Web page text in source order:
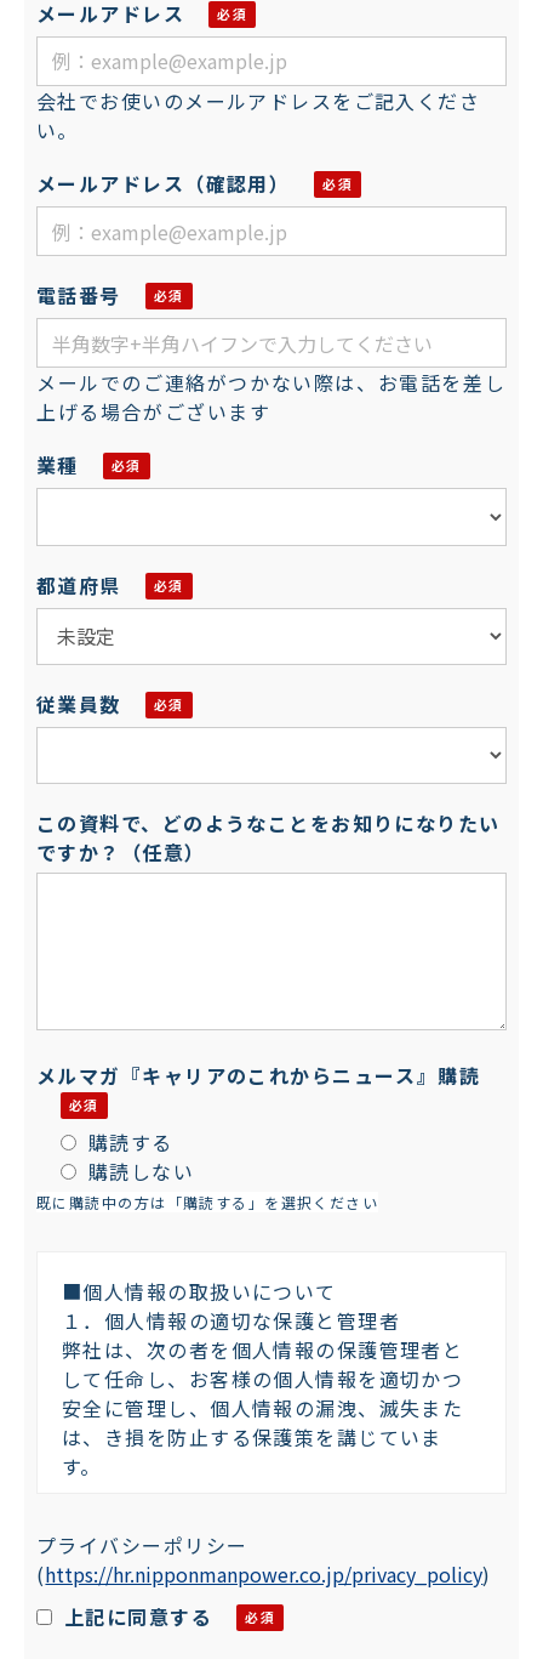
メールアドレス
会社でお使いのメールアドレスをご記入くださ
い。
メールアドレス（確認用）
電話番号
メールでのご連絡がつかない際は、お電話を差し
上げる場合がございます
業種
都道府県
従業員数
この資料で、どのようなことをお知りになりたい
ですか？（任意）
メルマガ『キャリアのこれからニュース』購読
購読する
購読しない
既に購読中の方は「購読する」を選択ください
■個人情報の取扱いについて
１．個人情報の適切な保護と管理者
弊社は、次の者を個人情報の保護管理者と
して任命し、お客様の個人情報を適切かつ
安全に管理し、個人情報の漏洩、滅失また
は、き損を防止する保護策を講じていま
す。
理者：プライバシーマーク委員会 委員長
〒101-0042 東京都千代田区神田東松下町
４７－１
TEL：03-5294-5011 FAX：03-5294-
プライバシーポリシー
(https://hr.nipponmanpower.co.jp/privacy_policy)
上記に同意する